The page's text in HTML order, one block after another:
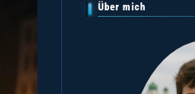
Über mich